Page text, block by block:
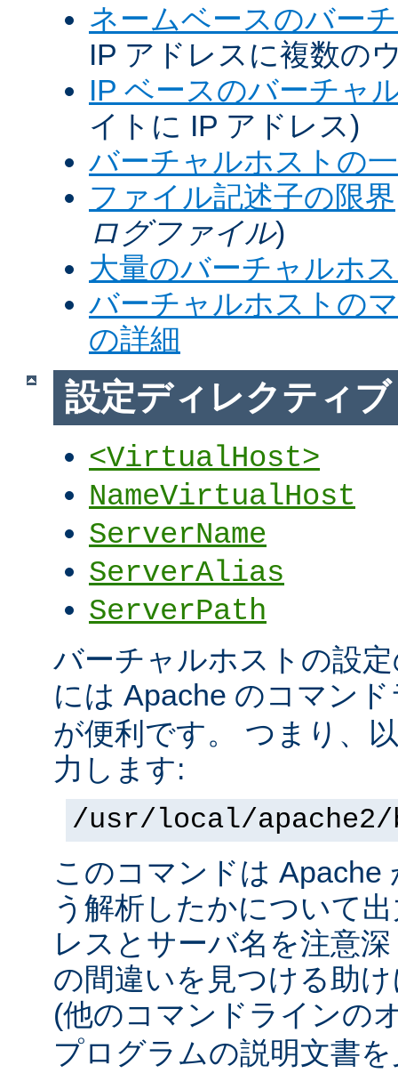
ネームベースのバー
IP アドレスに複数の
IP ベースのバーチャ
イトに IP アドレス)
バーチャルホストの
ファイル記述子の限界
ログファイル)
大量のバーチャルホ
バーチャルホストの
の詳細
設定ディレクティブ
<VirtualHost>
NameVirtualHost
ServerName
ServerAlias
ServerPath
バーチャルホストの設
には Apache のコマン
が便利です。 つまり、
力します:
/usr/local/
このコマンドは Apache
う解析したかについて
レスとサーバ名を注意
の間違いを見つける助
(他のコマンドラインの
プログラムの説明文書